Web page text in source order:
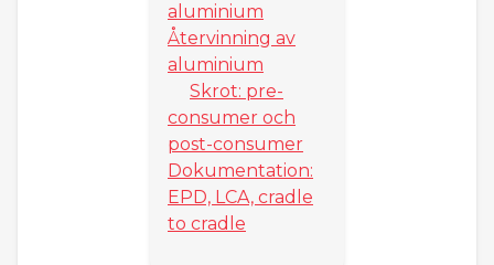
aluminium
Återvinning av
aluminium
Skrot: pre-
consumer och
post-consumer
Dokumentation:
EPD, LCA, cradle
to cradle